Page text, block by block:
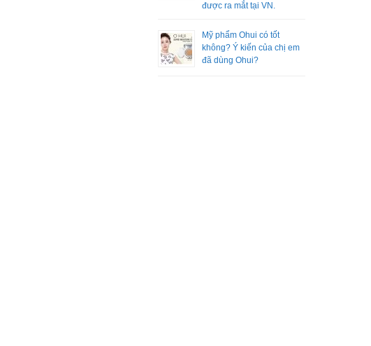
được ra mắt tại VN.
Mỹ phẩm Ohui có tốt
không? Ý kiến của chị em
đã dùng Ohui?